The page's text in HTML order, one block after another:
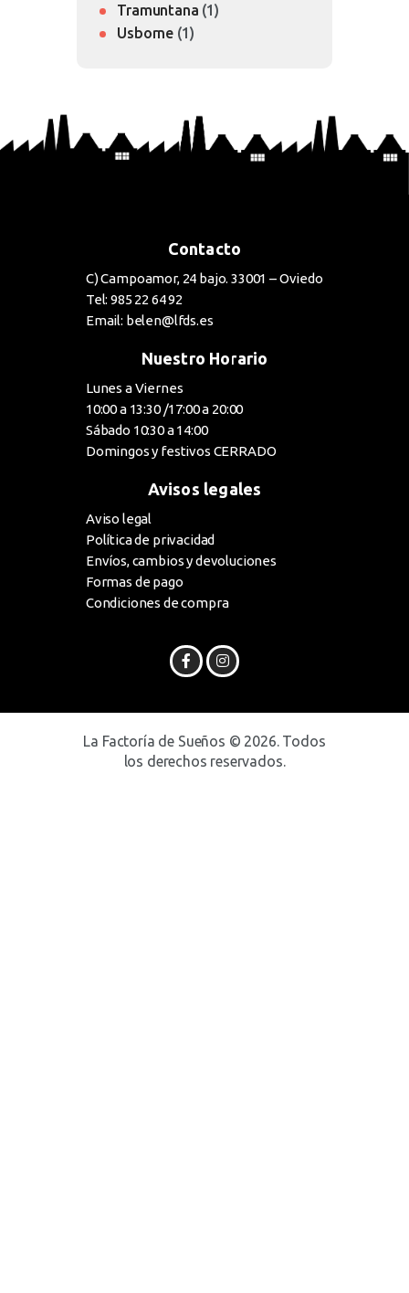
Tramuntana (1)
Usborne (1)
Contacto
C) Campoamor, 24 bajo. 33001 – Oviedo
Tel: 985 22 64 92
Email: belen@lfds.es
Nuestro Horario
Lunes a Viernes
10:00 a 13:30 /17:00 a 20:00
Sábado 10:30 a 14:00
Domingos y festivos CERRADO
Avisos legales
Aviso legal
Política de privacidad
Envíos, cambios y devoluciones
Formas de pago
Condiciones de compra
La Factoría de Sueños © 2026. Todos
los derechos reservados.